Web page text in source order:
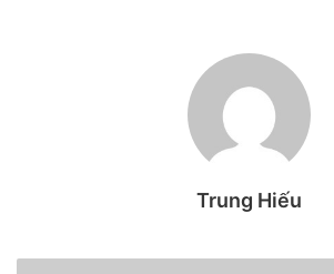
để chọn từ album
Trung Hiếu